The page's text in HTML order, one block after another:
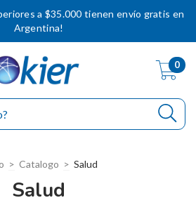
a $35.000 tienen envío gratis en
Argentina!
0
> Catalogo > Salud
Salud